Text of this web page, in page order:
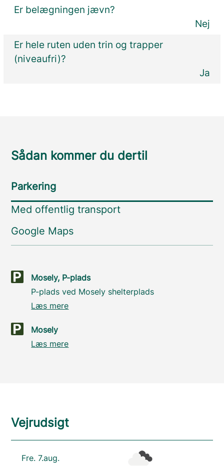
Er belægningen jævn?
Nej
Er hele ruten uden trin og trapper
(niveaufri)?
Ja
Sådan kommer du dertil
Parkering
Med offentlig transport
Google Maps
Mosely, P-plads
P-plads ved Mosely shelterplads
Læs mere
Mosely
Læs mere
Vejrudsigt
Fre. 7.aug.